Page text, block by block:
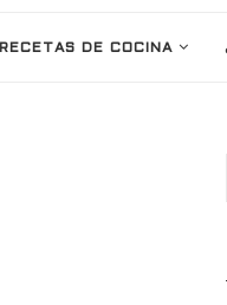
RECETAS DE COCINA